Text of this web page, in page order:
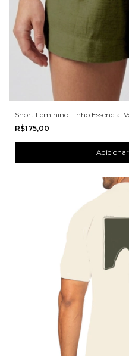
Short Feminino Linho Essencial
R$175,00